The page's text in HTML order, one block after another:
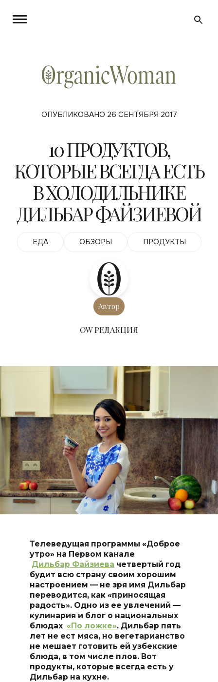
ОПУБЛИКОВАНО 26 СЕНТЯБРЯ 2017
10 ПРОДУКТОВ,
КОТОРЫЕ ВСЕГДА ЕСТЬ
В ХОЛОДИЛЬНИКЕ
ДИЛЬБАР ФАЙЗИЕВОЙ
ЕДА ОБЗОРЫ ПРОДУКТЫ
Автор
ОW РЕДАКЦИЯ
Телеведущая программы «Доброе
утро» на Первом канале
Дильбар Файзиева четвертый год
будит всю страну своим хорошим
настроением — не зря имя Дильбар
переводится, как «приносящая
радость». Одно из ее увлечений —
кулинария и блог о национальных
блюдах «По ложке». Дильбар пять
лет не ест мяса, но вегетарианство
не мешает готовить ей узбекские
блюда, в том числе плов. Вот
продукты, которые всегда есть у
Дильбар на кухне.